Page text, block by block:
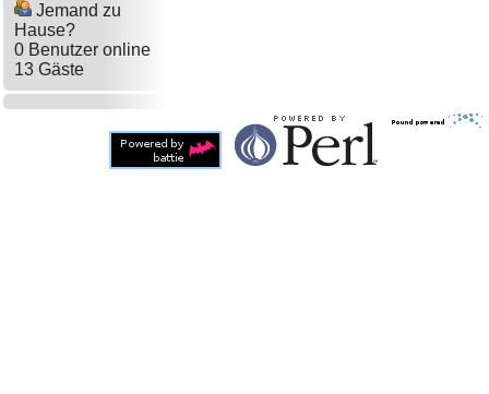
Jemand zu
Hause?
0 Benutzer online
13 Gäste